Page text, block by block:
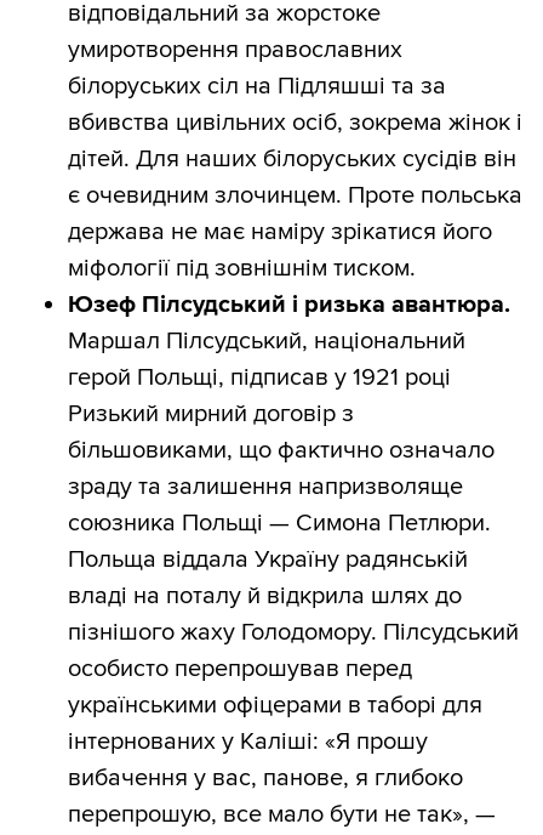
відповідальний за жорстоке
умиротворення православних
білоруських сіл на Підляшші та за
вбивства цивільних осіб, зокрема жінок і
дітей. Для наших білоруських сусідів він
є очевидним злочинцем. Проте польська
держава не має наміру зрікатися його
міфології під зовнішнім тиском.
Юзеф Пілсудський і ризька авантюра.
Маршал Пілсудський, національний
герой Польщі, підписав у 1921 році
Ризький мирний договір з
більшовиками, що фактично означало
зраду та залишення напризволяще
союзника Польщі — Симона Петлюри.
Польща віддала Україну радянській
владі на поталу й відкрила шлях до
пізнішого жаху Голодомору. Пілсудський
особисто перепрошував перед
українськими офіцерами в таборі для
інтернованих у Каліші: «Я прошу
вибачення у вас, панове, я глибоко
перепрошую, все мало бути не так», —